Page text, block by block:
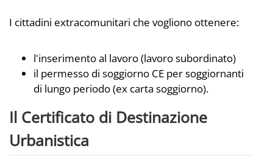
I cittadini extracomunitari che vogliono ottenere:
l'inserimento al lavoro (lavoro subordinato)
il permesso di soggiorno CE per soggiornanti
di lungo periodo (ex carta soggiorno).
Il Certificato di Destinazione
Urbanistica